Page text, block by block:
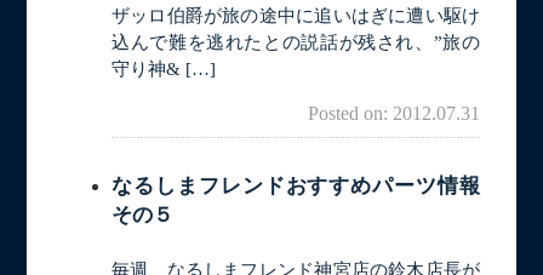
ザッロ伯爵が旅の途中に追いはぎに遭い駆け
込んで難を逃れたとの説話が残され、”旅の
守り神& […]
Posted on: 2012.07.31
なるしまフレンドおすすめパーツ情報
その５
毎週、なるしまフレンド神宮店の鈴木店長が